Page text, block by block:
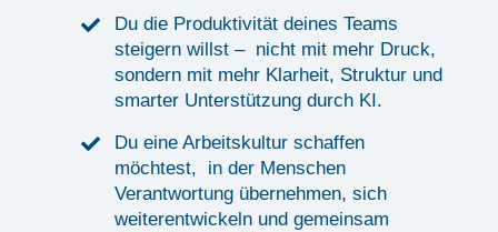
Du die Produktivität deines Teams
steigern willst – nicht mit mehr Druck,
sondern mit mehr Klarheit, Struktur und
smarter Unterstützung durch KI.
Du eine Arbeitskultur schaffen
möchtest, in der Menschen
Verantwortung übernehmen, sich
weiterentwickeln und gemeinsam